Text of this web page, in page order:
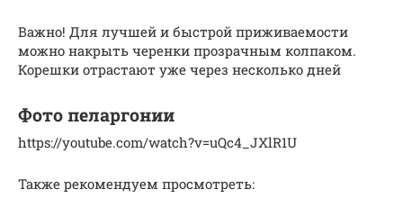
Важно! Для лучшей и быстрой приживаемости
можно накрыть черенки прозрачным колпаком.
Корешки отрастают уже через несколько дней
Фото пеларгонии
https://youtube.com/watch?v=uQc4_JXlR1U
Также рекомендуем просмотреть: